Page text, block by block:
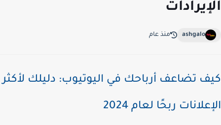
ashgalo منذ عام
تضاعف أرباحك في اليوتيوب: دليلك لأكثر
ربحًا لعام 2024